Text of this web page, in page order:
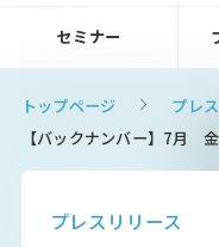
セミナー
トップページ
プレ
【バックナンバー】7月
プレスリリース